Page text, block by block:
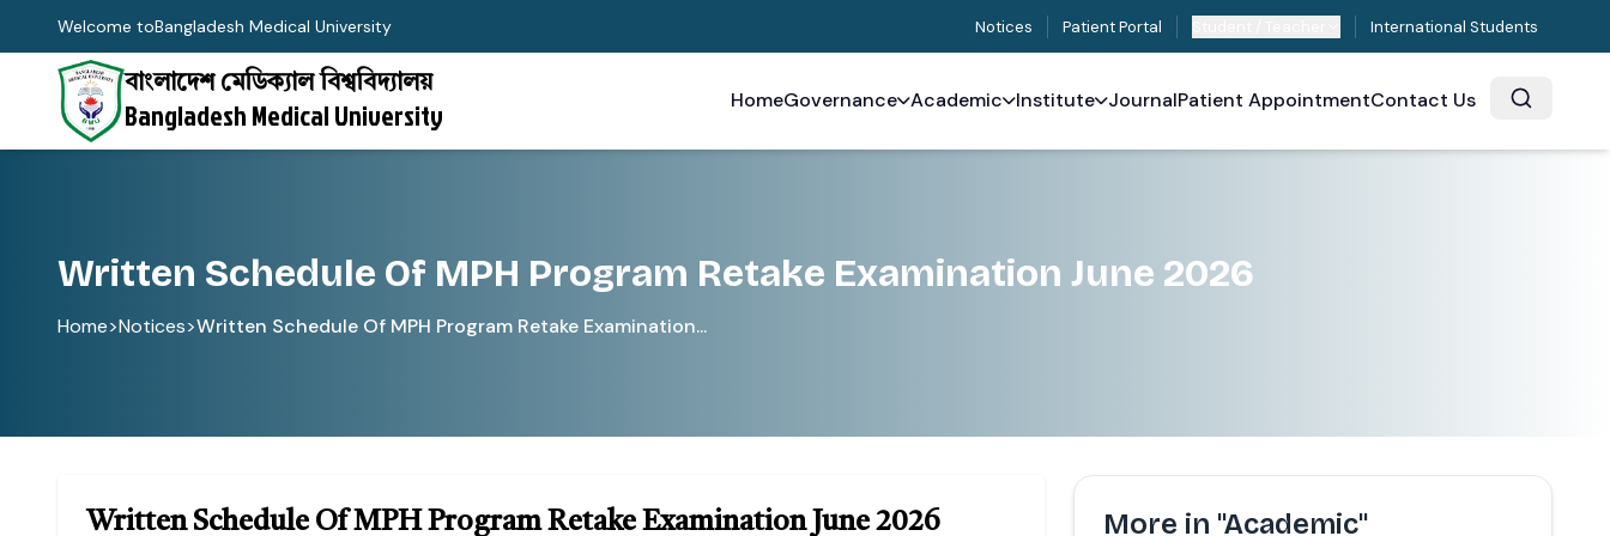
Welcome toBangladesh Medical University Notices Patient Portal International Students
বাংলাদেশ মেডিক্যাল বিশ্ববিদ্যালয়
Bangladesh Medical University HomeGovernance Academic Institute JournalPatient AppointmentContact Us
Written Schedule Of MPH Program Retake Examination June 2026
Home>Notices>Written Schedule Of MPH Program Retake Examination...
Written Schedule Of MPH Program Retake Examination June 2026 More in "Academic"